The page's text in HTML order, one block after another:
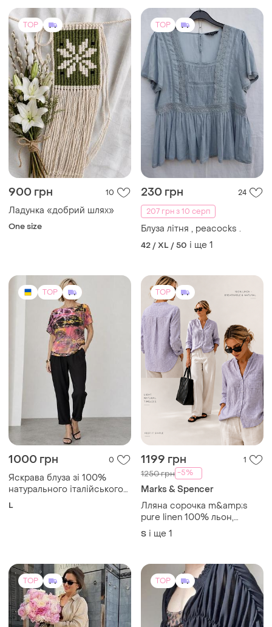
TOP
900 грн 10
Ладунка «добрий шлях»
One size
TOP
230 грн
24
207 грн з 10 серп
Блуза літня , peacocks .
42 / XL / 50 і ще 1
TOP
1000 грн 0
Яскрава блуза зі 100%
натурального італійського
трикотажу
L
TOP
1199 грн 1
1250 грн -5%
Marks & Spencer
Лляна сорочка m&amp;s
pure linen 100% льон,
світло-бузкова
S і ще 1
TOP TOP